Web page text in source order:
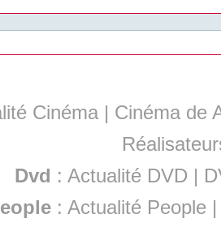
Cinéma | Cinéma de
Dvd : Actualité DVD |
:Actualité People